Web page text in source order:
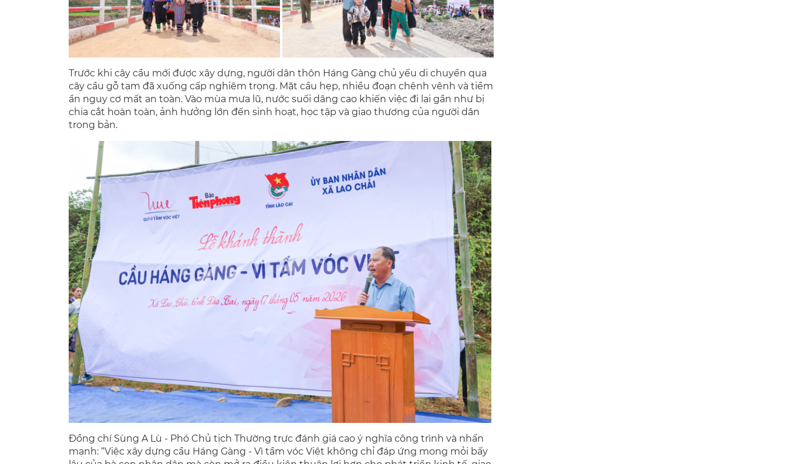
Trước khi cây cầu mới được xây dựng, người dân thôn Háng Gàng chủ yếu di chuyển qua
cây cầu gỗ tạm đã xuống cấp nghiêm trọng. Mặt cầu hẹp, nhiều đoạn chênh vênh và tiềm
ẩn nguy cơ mất an toàn. Vào mùa mưa lũ, nước suối dâng cao khiến việc đi lại gần như bị
chia cắt hoàn toàn, ảnh hưởng lớn đến sinh hoạt, học tập và giao thương của người dân
trong bản.
Đồng chí Sùng A Lù - Phó Chủ tịch Thường trực đánh giá cao ý nghĩa công trình và nhấn
mạnh: “Việc xây dựng cầu Háng Gàng - Vì tầm vóc Việt không chỉ đáp ứng mong mỏi bấy